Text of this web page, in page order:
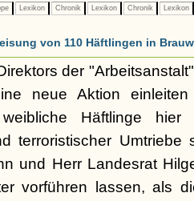
Lexikon Chronik Lexikon Chronik Lexikon
von 110 Häftlingen in
der
neue Aktion
Häftlinge hier
terroristischer Umtriebe
und Herr Landesrat
vorführen lassen, als